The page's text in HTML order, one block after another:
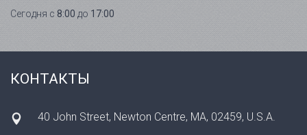
Сегодня с 8:00 до 17:00
КОНТАКТЫ
40 John Street, Newton Centre, MA, 02459, U.S.A.